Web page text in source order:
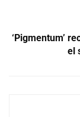
‘Pigmentum’
el